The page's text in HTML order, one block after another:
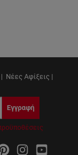
Νέες Αφίξεις |
Εγγραφή